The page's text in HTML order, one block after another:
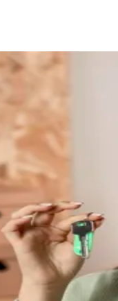
Jardim
Maria Helena
Jardim Silveira
Parque dos
Parque Viana
Vila Nossa Sra. da